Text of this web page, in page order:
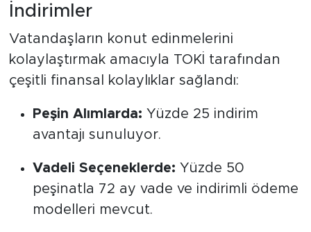
İndirimler
Vatandaşların konut edinmelerini
kolaylaştırmak amacıyla TOKİ tarafından
çeşitli finansal kolaylıklar sağlandı:
Peşin Alımlarda: Yüzde 25 indirim
avantajı sunuluyor.
Vadeli Seçeneklerde: Yüzde 50
peşinatla 72 ay vade ve indirimli ödeme
modelleri mevcut.